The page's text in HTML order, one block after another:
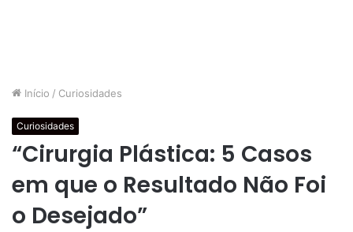
Início / Curiosidades
Curiosidades
“Cirurgia Plástica: 5 Casos
em que o Resultado Não Foi
o Desejado”